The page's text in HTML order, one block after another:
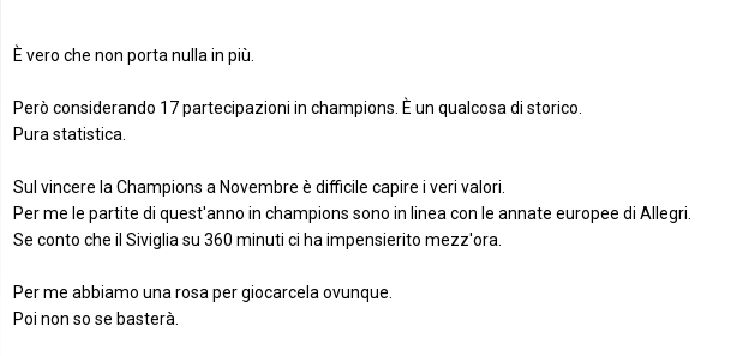
È vero che non porta nulla in più.
Però considerando 17 partecipazioni in champions. È un qualcosa di storico.
Pura statistica.
Sul vincere la Champions a Novembre è difficile capire i veri valori.
Per me le partite di quest'anno in champions sono in linea con le annate europee di Allegri.
Se conto che il Siviglia su 360 minuti ci ha impensierito mezz'ora.
Per me abbiamo una rosa per giocarcela ovunque.
Poi non so se basterà.